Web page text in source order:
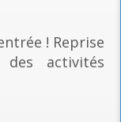
! Reprise
activités